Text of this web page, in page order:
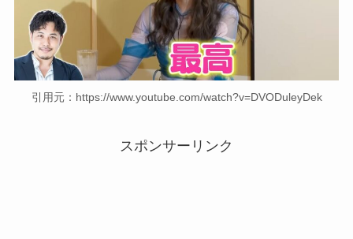
引用元：https://www.youtube.com/watch?v=DVODuleyDek
スポンサーリンク